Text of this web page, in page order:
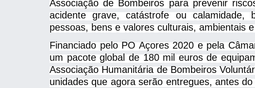
Associação de Bombeiros para prevenir
acidente grave, catástrofe ou
pessoas, bens e valores culturais, ambientais
Financiado pelo PO Açores 2020 e pela
um pacote global de 180 mil euros de
Associação Humanitária de Bombeiros
unidades que agora serão entregues, antes